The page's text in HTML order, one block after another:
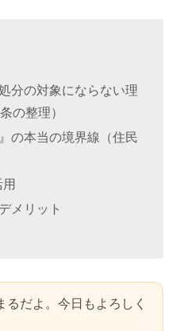
分の対象にならない理
の整理）
の本当の境界線（住民
メリット
るだよ。今日もよろしく